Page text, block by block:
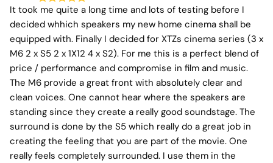
It took me quite a long time and lots of testing before I
decided whhich speakers my new home cinema shall be
equipped with. Finally I decided for XTZs cinema series (3 x
M6 2 x S5 2 x 1X12 4 x S2). For me this is a perfect blend of
price / performance and compromise in film and music.
The M6 provide a great front with absolutely clear and
clean voices. One cannot hear where the speakers are
standing since they create a really good soundstage. The
surround is done by the S5 which really do a great job in
creating the feeling that you are part of the movie. One
really feels completely surrounded. I use them in the